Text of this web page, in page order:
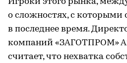
о сложностях, с которыми
в последнее время.
компаний «ЗАГОТПРОМ»
считает, что нехватка